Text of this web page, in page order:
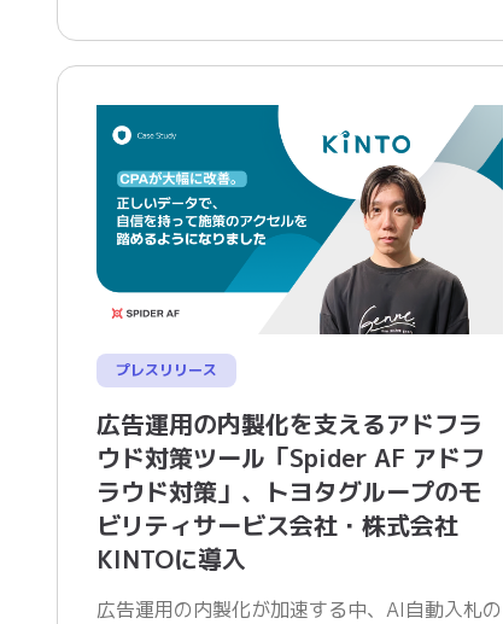
プレスリリース
広告運用の内製化を支えるアドフラ
ウド対策ツール「Spider AF アドフ
ラウド対策」、トヨタグループのモ
ビリティサービス会社・株式会社
KINTOに導入
広告運用の内製化が加速する中、AI自動入札の